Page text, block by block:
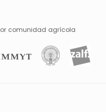
comunidad agrícola